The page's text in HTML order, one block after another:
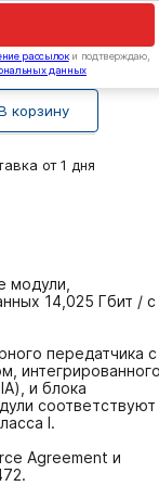
рассылоки подтверждаю,
данных
корзину
от 1 дня
модули,
14,025 Гбит / с
передатчика с
и блока
соответствуют
I.
Agreement и